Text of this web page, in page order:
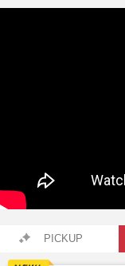
PICKUP